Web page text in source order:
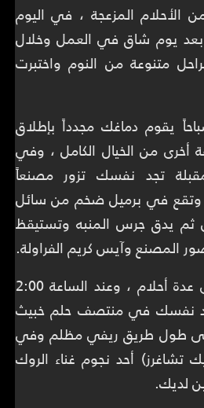
3 ليالي من الأحلام المزعجة ، في اليوم
يوم شاق في العمل وخلال
متنوعة من النوم واختبرت
الساعة 7:10 صباحاً يقوم دماغك مجدداً بإطلاق
من الخيال الكامل ، وفي
تجد نفسك تزور مصنعاً
وتقع في برميل ضخم من سائل
ثم يدق جرس المنبه وتستيقظ
المصنع وآيس كريم الفراولة.
وفي اليوم الثاني ترى عدة أحلام ، وعند الساعة 2:00
نفسك في منتصف حلم خبيث
طول طريق ريفي مظلم وفي
تشاغرز) أحد نجوم غناء الروك
لديك.